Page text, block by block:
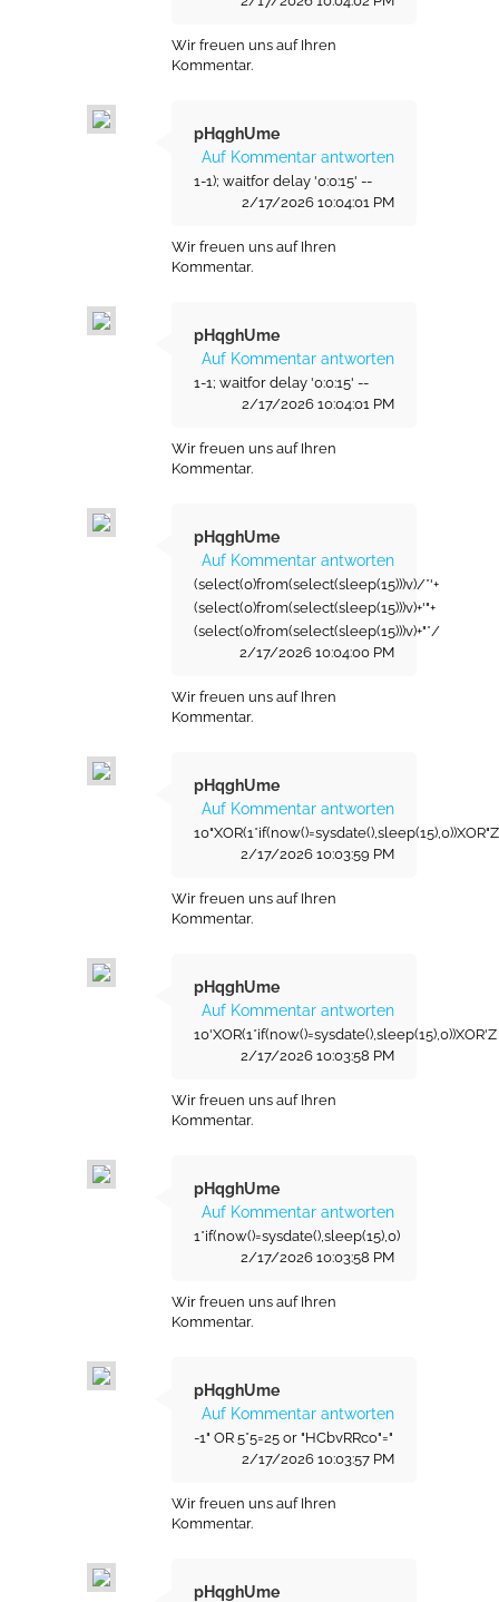
Wir freuen uns auf Ihren
Kommentar.
pHqghUme
Auf Kommentar antworten
1-1); waitfor delay '0:0:15' --
2/17/2026 10:04:01 PM
Wir freuen uns auf Ihren
Kommentar.
pHqghUme
Auf Kommentar antworten
1-1; waitfor delay '0:0:15' --
2/17/2026 10:04:01 PM
Wir freuen uns auf Ihren
Kommentar.
pHqghUme
Auf Kommentar antworten
(select(0)from(select(sleep(15)))v)/*'+
(select(0)from(select(sleep(15)))v)+'"+
(select(0)from(select(sleep(15)))v)+"*/
2/17/2026 10:04:00 PM
Wir freuen uns auf Ihren
Kommentar.
pHqghUme
Auf Kommentar antworten
10"XOR(1*if(now()=sysdate(),sleep(15),0))XOR"Z
2/17/2026 10:03:59 PM
Wir freuen uns auf Ihren
Kommentar.
pHqghUme
Auf Kommentar antworten
10'XOR(1*if(now()=sysdate(),sleep(15),0))XOR'Z
2/17/2026 10:03:58 PM
Wir freuen uns auf Ihren
Kommentar.
pHqghUme
Auf Kommentar antworten
1*if(now()=sysdate(),sleep(15),0)
2/17/2026 10:03:58 PM
Wir freuen uns auf Ihren
Kommentar.
pHqghUme
Auf Kommentar antworten
-1" OR 5*5=25 or "HCbvRRco"="
2/17/2026 10:03:57 PM
Wir freuen uns auf Ihren
Kommentar.
pHqghUme